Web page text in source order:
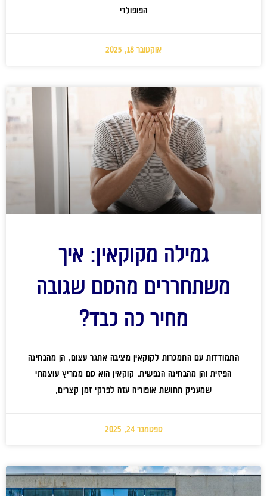
הפופולרי
אוקטובר 18, 2025
גמילה מקוקאין: איך
משתחררים מהסם שגובה
מחיר כה כבד?
התמודדות עם התמכרות לקוקאין מציבה אתגר עצום, הן מהבחינה
הפיזית והן מהבחינה הנפשית. קוקאין הוא סם ממריץ עוצמתי
שמעניק תחושת אופוריה עזה לפרקי זמן קצרים,
ספטמבר 24, 2025